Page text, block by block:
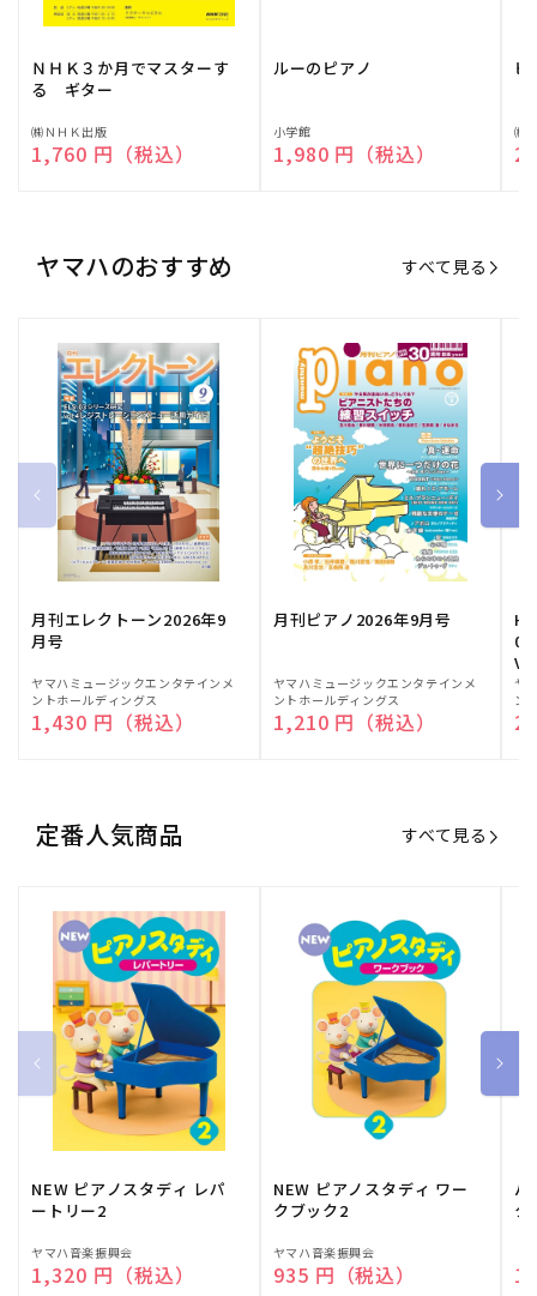
ＮＨＫ３か月でマスターす
る ギター
販
売
㈱ＮＨＫ出版
通常価格
1,760 円（税込）
ルーのピアノ
販
売
小学館
通常価格
1,980 円（税込）
ピ
販
売
㈱
ヤマハのおすすめ すべて見る
月刊エレクトーン2026年9
月号
販
売
元:
ヤマハミュージックエンタテインメ
ントホールディングス
通常価格
1,430 円（税込）
月刊ピアノ2026年9月号
販
売
元:
ヤマハミュージックエンタテインメ
ントホールディングス
通常価格
1,210 円（税込）
販
売
元:
ヤ
ン
定番人気商品 すべて見る
NEW ピアノスタディ レパ
ートリー2
販
売
ヤマハ音楽振興会
通常価格
1,320 円（税込）
NEW ピアノスタディ ワー
クブック2
販
売
ヤマハ音楽振興会
通常価格
935 円（税込）
バ
ク
売